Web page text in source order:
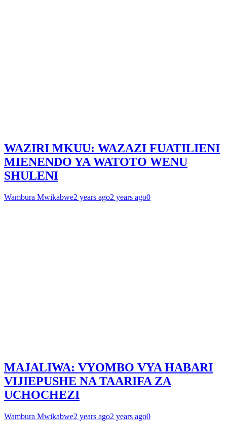
WAZIRI MKUU: WAZAZI FUATILIENI
MIENENDO YA WATOTO WENU
SHULENI
Wambura Mwikabwe2 years ago2 years ago0
MAJALIWA: VYOMBO VYA HABARI
VIJIEPUSHE NA TAARIFA ZA
UCHOCHEZI
Wambura Mwikabwe2 years ago2 years ago0